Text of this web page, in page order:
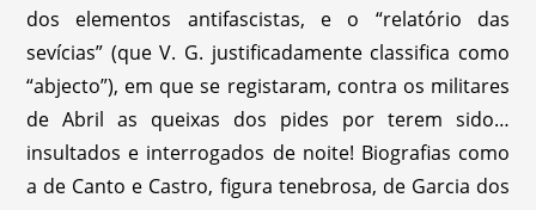
dos elementos antifascistas, e o “relatório das
sevícias” (que V. G. justificadamente classifica como
“abjecto”), em que se registaram, contra os militares
de Abril as queixas dos pides por terem sido…
insultados e interrogados de noite! Biografias como
a de Canto e Castro, figura tenebrosa, de Garcia dos